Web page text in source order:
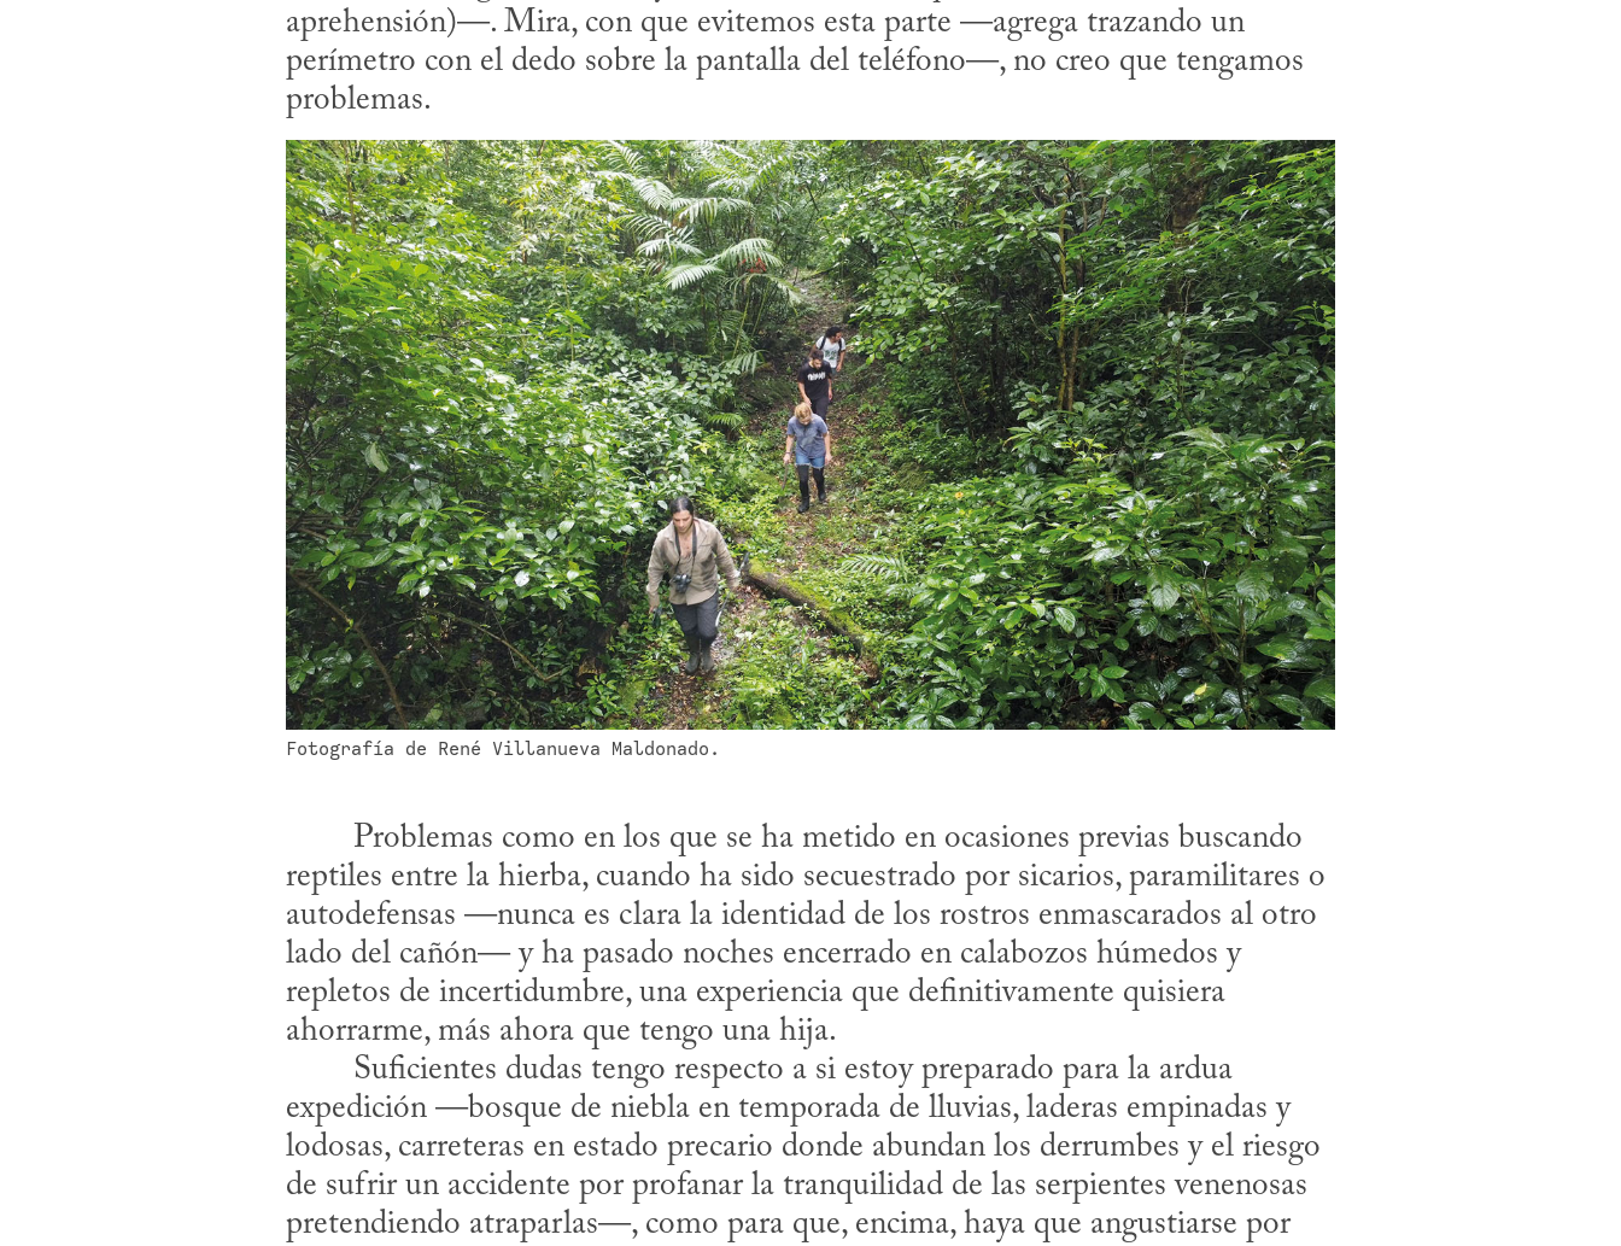
aprehensión)—. Mira, con que evitemos esta parte —agrega trazando un
perímetro con el dedo sobre la pantalla del teléfono—, no creo que tengamos
problemas.
Fotografía de René Villanueva Maldonado.
reptiles entre la hierba, cuando ha sido secuestrado por sicarios, paramilitares o
autodefensas —nunca es clara la identidad de los rostros enmascarados al otro
lado del cañón— y ha pasado noches encerrado en calabozos húmedos y
repletos de incertidumbre, una experiencia que definitivamente quisiera
ahorrarme, más ahora que tengo una hija.
expedición —bosque de niebla en temporada de lluvias, laderas empinadas y
lodosas, carreteras en estado precario donde abundan los derrumbes y el riesgo
de sufrir un accidente por profanar la tranquilidad de las serpientes venenosas
pretendiendo atraparlas—, como para que, encima, haya que angustiarse por